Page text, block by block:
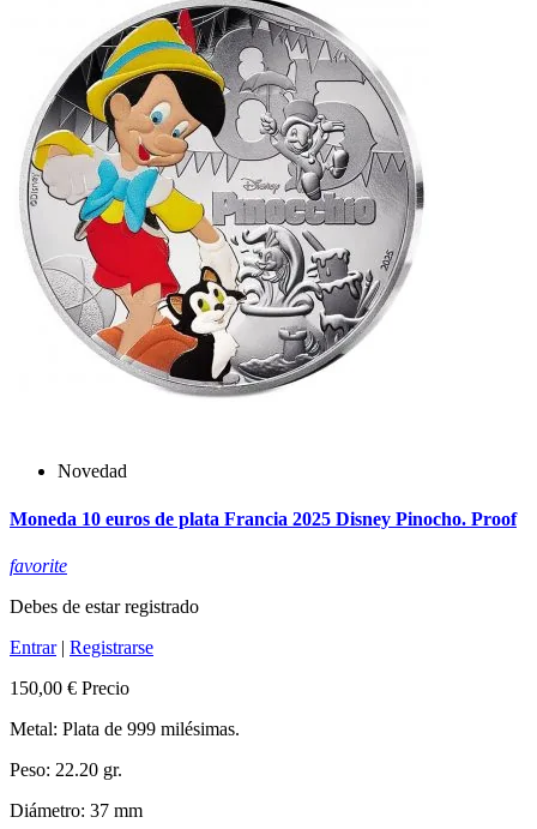
Novedad
Moneda 10 euros de plata Francia 2025 Disney Pinocho. Proof
favorite
Debes de estar registrado
Entrar| Registrarse
150,00 € Precio
Metal: Plata de 999 milésimas.
Peso: 22.20 gr.
Diámetro: 37 mm